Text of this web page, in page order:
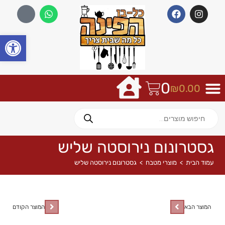
₪0.00
0
גסטרונום נירוסטה שליש
עמוד הבית > מוצרי מטבח > גסטרונום נירוסטה שליש
המוצר הקודם המוצר הבא